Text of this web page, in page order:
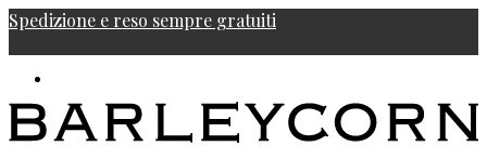
Spedizione e reso sempre gratuiti